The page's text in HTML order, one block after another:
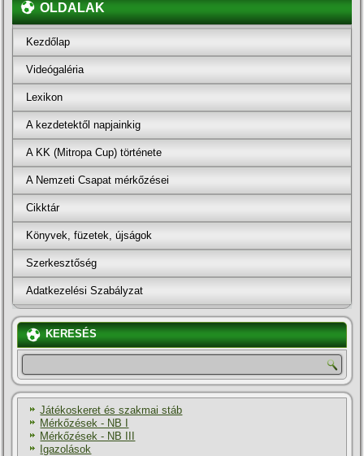
OLDALAK
Kezdőlap
Videógaléria
Lexikon
A kezdetektől napjainkig
A KK (Mitropa Cup) története
A Nemzeti Csapat mérkőzései
Cikktár
Könyvek, füzetek, újságok
Szerkesztőség
Adatkezelési Szabályzat
KERESÉS
Játékoskeret és szakmai stáb
Mérkőzések - NB I
Mérkőzések - NB III
Igazolások